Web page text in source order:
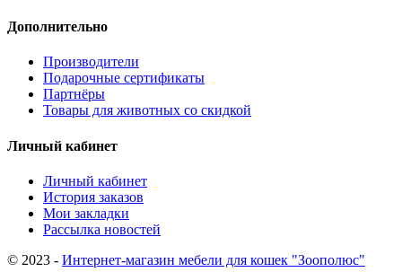
Дополнительно
Производители
Подарочные сертификаты
Партнёры
Товары для животных со скидкой
Личный кабинет
Личный кабинет
История заказов
Мои закладки
Рассылка новостей
© 2023 - Интернет-магазин мебели для кошек "Зоополюс"